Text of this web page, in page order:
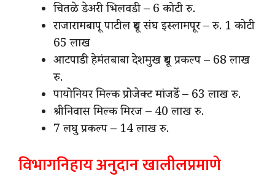
चितळे डेअरी भिलवडी – 6 कोटी रु.
राजारामबापू पाटील दूध संघ इस्लामपूर – रु. 1 कोटी
65 लाख
आटपाडी हेमंतबाबा देशमुख दूध प्रकल्प – 68 लाख
रु.
पायोनियर मिल्क प्रोजेक्ट मांजर्डे – 63 लाख रु.
श्रीनिवास मिल्क मिरज – 40 लाख रु.
7 लघु प्रकल्प – 14 लाख रु.
विभागनिहाय अनुदान खालीलप्रमाणे